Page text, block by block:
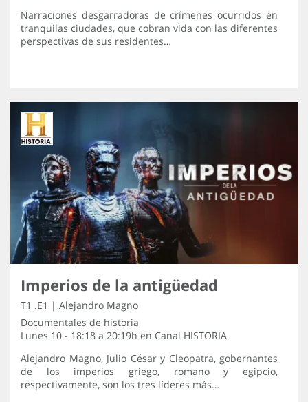
Narraciones desgarradoras de crímenes ocurridos en
tranquilas ciudades, que cobran vida con las diferentes
perspectivas de sus residentes…
Imperios de la antigüedad
T1 .E1 | Alejandro Magno
Documentales de historia
Lunes 10 - 18:18 a 20:19h en Canal HISTORIA
Alejandro Magno, Julio César y Cleopatra, gobernantes
de los imperios griego, romano y egipcio,
respectivamente, son los tres líderes más…